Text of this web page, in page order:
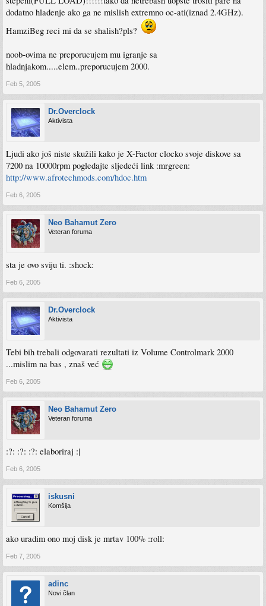
dodatno hladenje ako ga ne mislish extremno oc-ati(iznad 2.4GHz).
HamziBeg reci mi da se shalish?pls?
noob-ovima ne preporucujem mu igranje sa
hladnjakom.....elem..preporucujem 2000.
Feb 5, 2005
Dr.Overclock
Aktivista
Ljudi ako još niste skužili kako je X-Factor clocko svoje diskove sa
7200 na 10000rpm pogledajte sljedeći link :mrgreen:
http://www.afrotechmods.com/hdoc.htm
Feb 6, 2005
Neo Bahamut Zero
Veteran foruma
sta je ovo sviju ti. :shock:
Feb 6, 2005
Dr.Overclock
Aktivista
Tebi bih trebali odgovarati rezultati iz Volume Controlmark 2000
...mislim na bas , znaš već
Feb 6, 2005
Neo Bahamut Zero
Veteran foruma
:?: :?: :?: elaboriraj :|
Feb 6, 2005
iskusni
Komšija
ako uradim ono moj disk je mrtav 100% :roll:
Feb 7, 2005
adinc
Novi član